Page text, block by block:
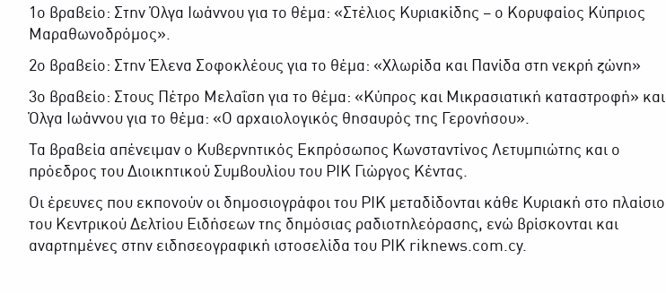
1ο βραβείο: Στην Όλγα Ιωάννου για το θέμα: «Στέλιος Κυριακίδης – ο Κορυφαίος Κύπριος
Μαραθωνοδρόμος».
2ο βραβείο: Στην Έλενα Σοφοκλέους για το θέμα: «Χλωρίδα και Πανίδα στη νεκρή ζώνη»
3ο βραβείο: Στους Πέτρο Μελαΐση για το θέμα: «Κύπρος και Μικρασιατική καταστροφή» και
Όλγα Ιωάννου για το θέμα: «Ο αρχαιολογικός θησαυρός της Γερονήσου».
Τα βραβεία απένειμαν ο Κυβερνητικός Εκπρόσωπος Κωνσταντίνος Λετυμπιώτης και ο
πρόεδρος του Διοικητικού Συμβουλίου του ΡΙΚ Γιώργος Κέντας.
Οι έρευνες που εκπονούν οι δημοσιογράφοι του ΡΙΚ μεταδίδονται κάθε Κυριακή στο πλαίσιο
του Κεντρικού Δελτίου Ειδήσεων της δημόσιας ραδιοτηλεόρασης, ενώ βρίσκονται και
αναρτημένες στην ειδησεογραφική ιστοσελίδα του ΡΙΚ riknews.com.cy.